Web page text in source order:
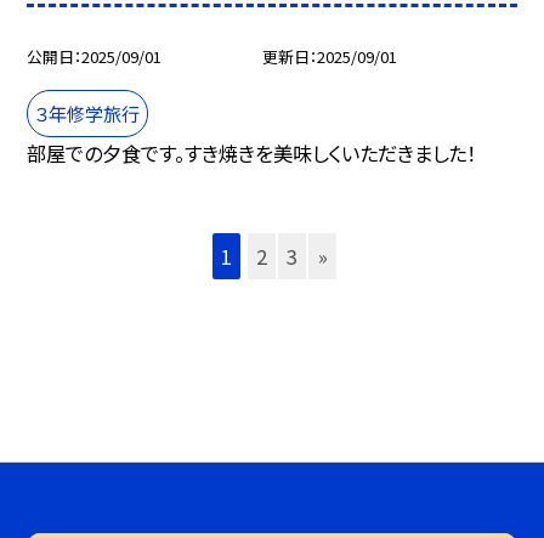
公開日 2025/09/01 更新日 2025/09/01
３年修学旅行
部屋での夕食です。すき焼きを美味しくいただきました！
1 2 3 »